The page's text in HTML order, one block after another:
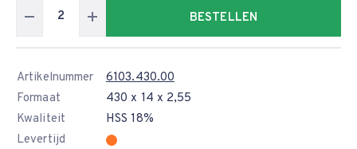
BESTELLEN
Artikelnummer
6103.430.00
Formaat
430 x 14 x 2,55
Kwaliteit
HSS 18%
Levertijd